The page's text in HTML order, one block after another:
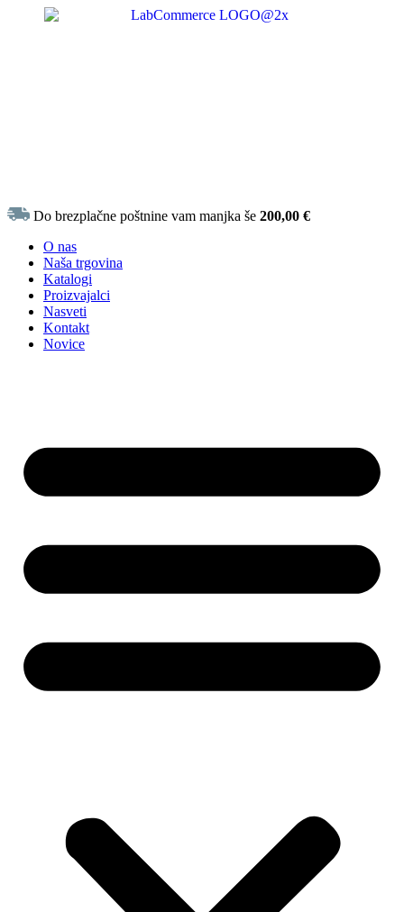
Do brezplačne poštnine vam manjka še200,00€
O nas
Naša trgovina
Katalogi
Proizvajalci
Nasveti
Kontakt
Novice